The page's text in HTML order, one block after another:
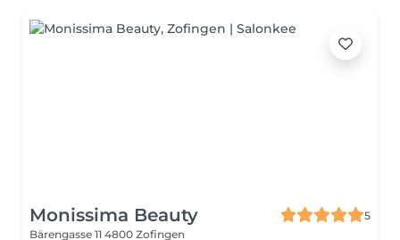
Monissima Beauty
5
Bärengasse 11 4800 Zofingen